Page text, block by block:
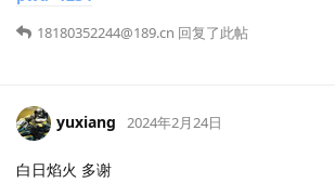
18180352244@189.cn 回复了此帖
yuxiang
2024年2月24日
白日焰火 多谢